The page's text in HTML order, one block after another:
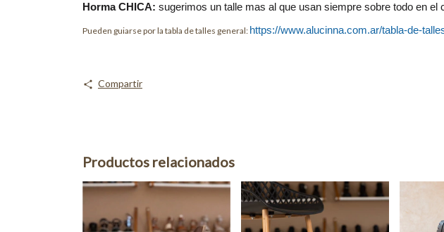
Horma CHICA: sugerimos un talle mas al que usan siempre sobre todo en el
Pueden guiarse por la tabla de talles general: https://www.alucinna.com.ar/tabla-de-
Compartir
Productos relacionados